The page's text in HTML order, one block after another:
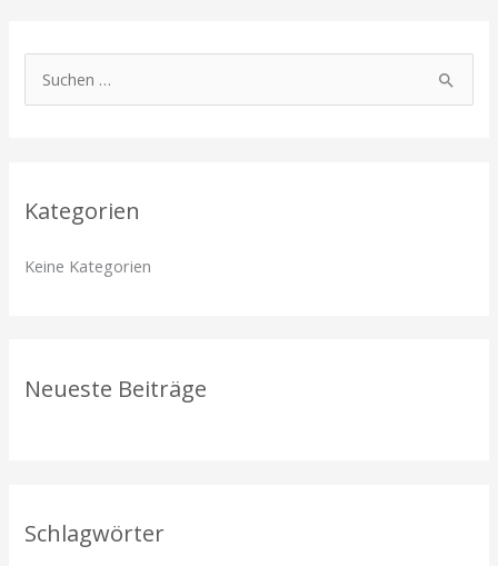
e
n
Kategorien
Keine Kategorien
Neueste Beiträge
Schlagwörter